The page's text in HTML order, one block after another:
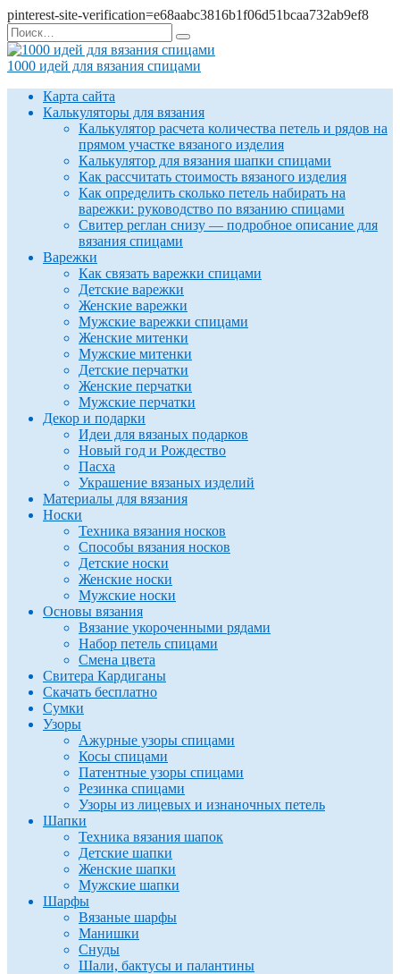
pinterest-site-verification=e68aabc3816b1f06d51bcaa732ab9ef8
Перейти
к
содержанию
Search
for:
1000 идей для вязания спицами
Карта сайта
Калькуляторы для вязания
Калькулятор расчета количества петель и рядов на
прямом участке вязаного изделия
Калькулятор для вязания шапки спицами
Как рассчитать стоимость вязаного изделия
Как определить сколько петель набирать на
варежки: руководство по вязанию спицами
Свитер реглан снизу — подробное описание для
вязания спицами
Варежки
Как связать варежки спицами
Детские варежки
Женские варежки
Мужские варежки спицами
Женские митенки
Мужские митенки
Детские перчатки
Женские перчатки
Мужские перчатки
Декор и подарки
Идеи для вязаных подарков
Новый год и Рождество
Пасха
Украшение вязаных изделий
Материалы для вязания
Носки
Техника вязания носков
Способы вязания носков
Детские носки
Женские носки
Мужские носки
Основы вязания
Вязание укороченными рядами
Набор петель спицами
Смена цвета
Свитера Кардиганы
Скачать бесплатно
Сумки
Узоры
Ажурные узоры спицами
Косы спицами
Патентные узоры спицами
Резинка спицами
Узоры из лицевых и изнаночных петель
Шапки
Техника вязания шапок
Детские шапки
Женские шапки
Мужские шапки
Шарфы
Вязаные шарфы
Манишки
Снуды
Шали, бактусы и палантины